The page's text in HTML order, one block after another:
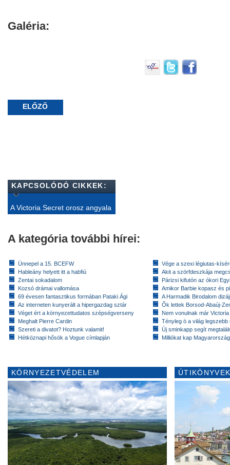
Galéria:
ELŐZŐ
KAPCSOLÓDÓ CIKKEK:
A Victoria Secret orosz angyala
A kategória további hírei:
Ünnepel a 15. BCEFW
Hableány helyett itt a habfiú
Zentai sokadalom
Kozsó drámai vallomása
69 évesen fantasztikus formában Pataki Ági
Az interneten kunyerált a hipergazdag sztár
Véget ért a környezettudatos szépségverseny
Meghalt Pierre Cardin
Szereti a divatot? Hoztunk valamit!
Hétköznapi hősök a Vogue címlapján
Vége a szexi légiutas-
Akit a szörfdeszkája
Párizsi kifutón az ókori
Amikor Barbie kopasz és
A Harmadik Birodalom
Ők lettek Borsod-Abaúj-
Nem vonulnak már
Tényleg ö a világ legszebb
Új sminkapp segít
Milliókat kap
KÖRNYEZETVÉDELEM